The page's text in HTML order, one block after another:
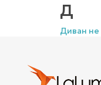
Д
Диван